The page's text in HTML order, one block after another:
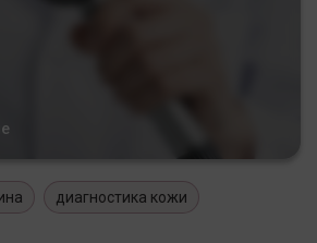
диагностика кожи